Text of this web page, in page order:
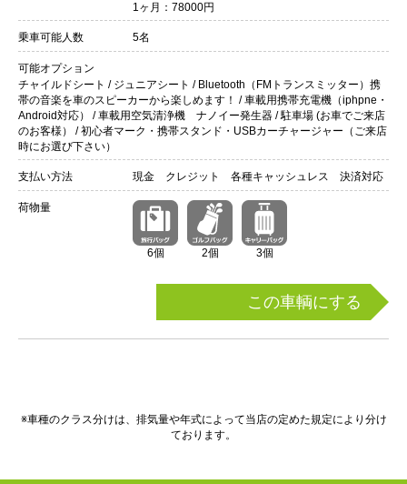
1ヶ月：78000円
乗車可能人数 5名
可能オプション
チャイルドシート / ジュニアシート / Bluetooth（FMトランスミッター）携
帯の音楽を車のスピーカーから楽しめます！ / 車載用携帯充電機（iphpne・
Android対応） / 車載用空気清浄機 ナノイー発生器 / 駐車場 (お車でご来店
のお客様） / 初心者マーク・携帯スタンド・USBカーチャージャー（ご来店
時にお選び下さい）
支払い方法 現金 クレジット 各種キャッシュレス 決済対応
荷物量
6個 2個 3個
この車輌にする
※車種のクラス分けは、排気量や年式によって当店の定めた規定により分け
ております。